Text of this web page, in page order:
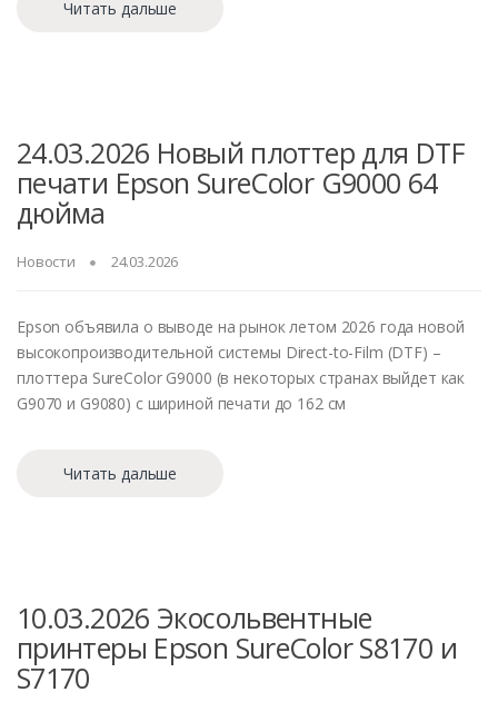
Читать дальше
24.03.2026 Новый плоттер для DTF
печати Epson SureColor G9000 64
дюйма
Новости 24.03.2026
Epson объявила о выводе на рынок летом 2026 года новой
высокопроизводительной системы Direct-to-Film (DTF) –
плоттера SureColor G9000 (в некоторых странах выйдет как
G9070 и G9080) с шириной печати до 162 см
Читать дальше
10.03.2026 Экосольвентные
принтеры Epson SureColor S8170 и
S7170